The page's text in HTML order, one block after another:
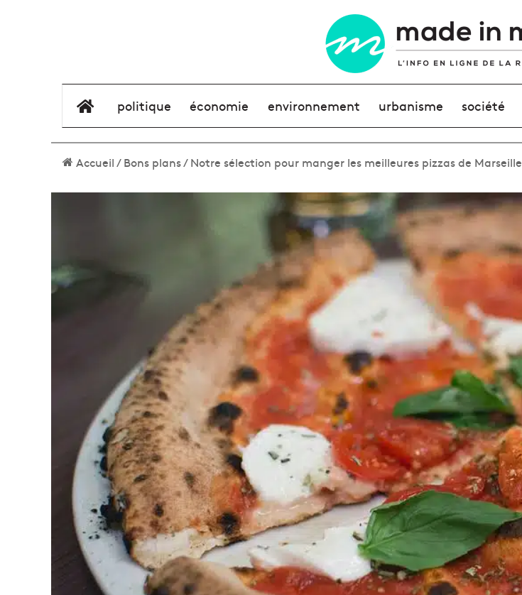
élément de menu
politique économie environnement urbanisme société
Accueil/Bons plans/Notre sélection pour manger les meilleures pizzas de Marseille